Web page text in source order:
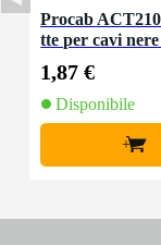
Procab
tte per cavi
1,87 €
Disponibile
+